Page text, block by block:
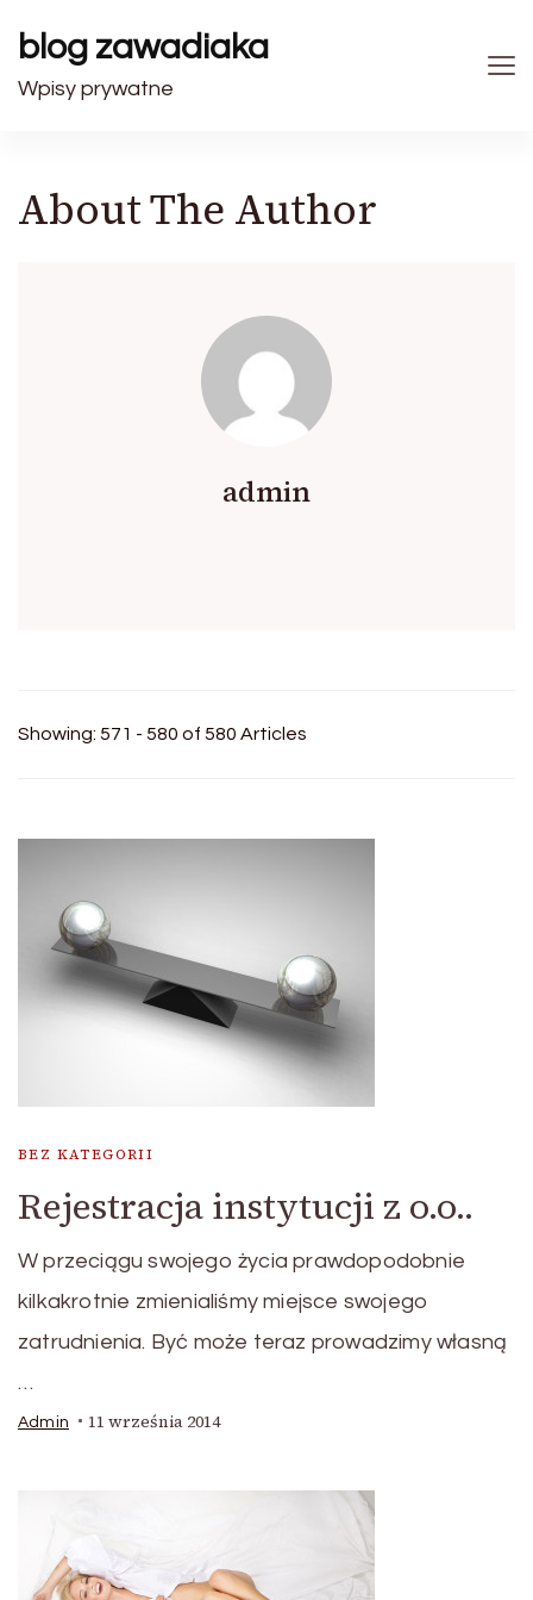
blog zawadiaka
Wpisy prywatne
About The Author
admin
Showing: 571 - 580 of 580 Articles
BEZ KATEGORII
Rejestracja instytucji z o.o..
W przeciągu swojego życia prawdopodobnie
kilkakrotnie zmienialiśmy miejsce swojego
zatrudnienia. Być może teraz prowadzimy własną
…
Admin 11 września 2014